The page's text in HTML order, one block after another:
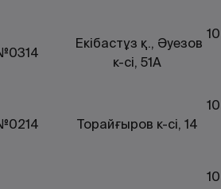
Екібастұз қ., Әуезов
к-сі, 51А
Торайғыров к-сі, 14